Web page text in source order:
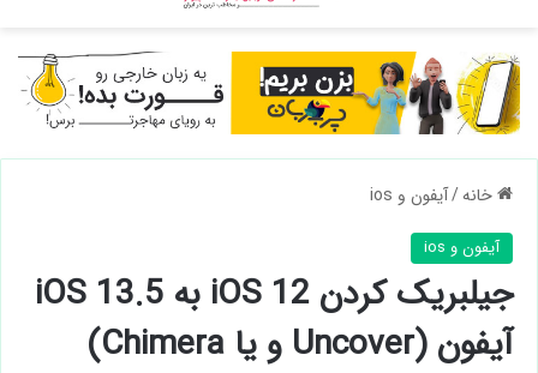
خانه/آیفون و ios
آیفون و ios
جیلبریک کردن iOS 12 به iOS 13.5
آیفون (Uncover و یا Chimera)